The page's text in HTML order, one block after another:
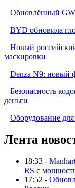
Обновлённый
BYD обновила
Новый
маскировки
Denza N9: новый
Безопасность
деньги
Оборудование
Лента
18:33 -
RS с
17:52 -